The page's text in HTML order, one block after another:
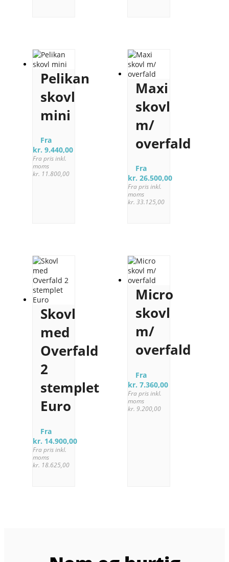
Pelikan
skovl
mini
Fra
kr. 9.440,00
Fra pris inkl.
moms
kr. 11.800,00
Maxi
skovl
m/
overfald
Fra
kr. 26.500,00
Fra pris inkl.
moms
kr. 33.125,00
Skovl
med
Overfald
2
stemplet
Euro
Fra
kr. 14.900,00
Fra pris inkl.
moms
kr. 18.625,00
Micro
skovl
m/
overfald
Fra
kr. 7.360,00
Fra pris inkl.
moms
kr. 9.200,00